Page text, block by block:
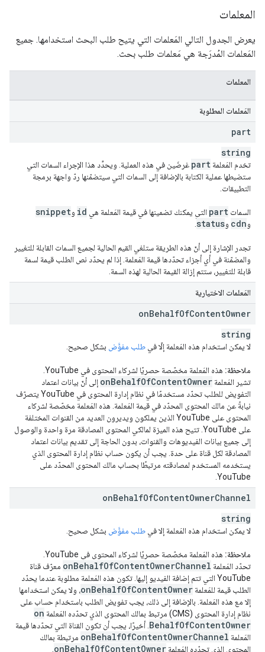
المعلمات
يعرض الجدول التالي المَعلمات التي يتيح طلب البحث استخدامها. جميع
المَعلمات المُدرَجة هي مَعلمات طلب بحث.
المعلمات
المَعلمات المطلوبة
part
string
تخدم المَعلمة part غرضَين في هذه العملية. ويحدِّد هذا الإجراء السمات التي
ستضبطها عملية الكتابة بالإضافة إلى السمات التي سيتضمّنها ردّ واجهة برمجة
التطبيقات.
السمات part التي يمكنك تضمينها في قيمة المَعلمة هي id وsnippet
وcdn وstatus
تجدر الإشارة إلى أنّ هذه الطريقة ستلغي القيم الحالية لجميع السمات القابلة للتغيير
والمضمّنة في أي أجزاء تحدّدها قيمة المَعلمة. إذا لم يحدّد نص الطلب قيمة لسمة
قابلة للتغيير، ستتم إزالة القيمة الحالية لهذه السمة.
المَعلمات الاختيارية
onBehalfOfContentOwner
string
لا يمكن استخدام هذه المَعلمة إلّا في طلب مفوَّض بشكل صحيح.
ملاحظة: هذه المَعلمة مخصّصة حصريًا لشركاء المحتوى في YouTube.
تشير المَعلمة
onBehalfOfContentOwner
إلى أنّ بيانات اعتماد
التفويض للطلب تحدّد مستخدمًا في نظام إدارة المحتوى في YouTube يتصرّف
نيابةً عن مالك المحتوى المحدّد في قيمة المَعلمة. هذه المَعلمة مخصّصة لشركاء
المحتوى على YouTube الذين يملكون ويديرون العديد من القنوات المختلفة
على YouTube. تتيح هذه الميزة لمالكي المحتوى المصادقة مرة واحدة والوصول
إلى جميع بيانات الفيديوهات والقنوات، بدون الحاجة إلى تقديم بيانات اعتماد
المصادقة لكل قناة على حدة. يجب أن يكون حساب نظام إدارة المحتوى الذي
يستخدمه المستخدم لمصادقته مرتبطًا بحساب مالك المحتوى المحدّد على
YouTube.
onBehalfOfContentOwnerChannel
string
لا يمكن استخدام هذه المَعلمة إلا في طلب مفوَّض بشكل صحيح.
ملاحظة: هذه المَعلمة مخصّصة حصريًا لشركاء المحتوى في YouTube.
تحدّد المَعلمة
onBehalfOfContentOwnerChannel
معرّف قناة
YouTube التي تتم إضافة الفيديو إليها. تكون هذه المَعلمة مطلوبة عندما يحدّد
الطلب قيمة للمَعلمة
onBehalfOfContentOwner
، ولا يمكن استخدامها
إلا مع هذه المَعلمة. بالإضافة إلى ذلك، يجب تفويض الطلب باستخدام حساب على
نظام إدارة المحتوى (CMS) مرتبط بمالك المحتوى الذي تحدّده المَعلمة
on
BehalfOfContentOwner
. أخيرًا، يجب أن تكون القناة التي تحدّدها قيمة
المَعلمة
onBehalfOfContentOwnerChannel
مرتبطة بمالك
المحتوى الذي تحدّده المَعلمة
onBehalfOfContentOwner